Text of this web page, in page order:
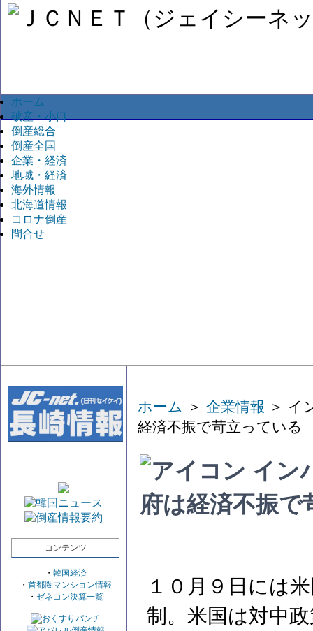
ホーム
破産・小口
倒産総合
倒産全国
企業・経済
地域・経済
海外情報
北海道情報
コロナ倒産
問合せ
コンテンツ
・ 韓国経済
・ 首都圏マンション情報
・ ゼネコン決算一覧
ホーム ＞ 企業情報 ＞ イ
経済不振で苛立ってい
イン
府は経済不振
１０月９日には
制。米国は対中